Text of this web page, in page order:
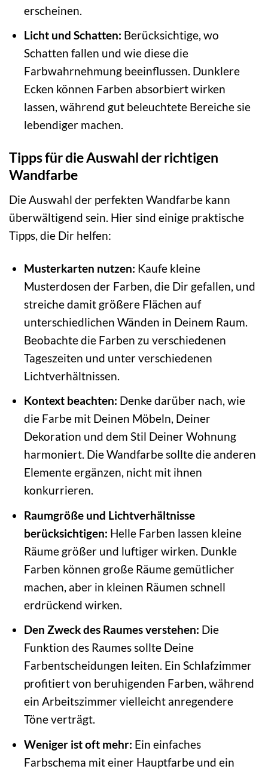
erscheinen.
Licht und Schatten: Berücksichtige, wo
Schatten fallen und wie diese die
Farbwahrnehmung beeinflussen. Dunklere
Ecken können Farben absorbiert wirken
lassen, während gut beleuchtete Bereiche sie
lebendiger machen.
Tipps für die Auswahl der richtigen
Wandfarbe
Die Auswahl der perfekten Wandfarbe kann
überwältigend sein. Hier sind einige praktische
Tipps, die Dir helfen:
Musterkarten nutzen: Kaufe kleine
Musterdosen der Farben, die Dir gefallen, und
streiche damit größere Flächen auf
unterschiedlichen Wänden in Deinem Raum.
Beobachte die Farben zu verschiedenen
Tageszeiten und unter verschiedenen
Lichtverhältnissen.
Kontext beachten: Denke darüber nach, wie
die Farbe mit Deinen Möbeln, Deiner
Dekoration und dem Stil Deiner Wohnung
harmoniert. Die Wandfarbe sollte die anderen
Elemente ergänzen, nicht mit ihnen
konkurrieren.
Raumgröße und Lichtverhältnisse
berücksichtigen: Helle Farben lassen kleine
Räume größer und luftiger wirken. Dunkle
Farben können große Räume gemütlicher
machen, aber in kleinen Räumen schnell
erdrückend wirken.
Den Zweck des Raumes verstehen: Die
Funktion des Raumes sollte Deine
Farbentscheidungen leiten. Ein Schlafzimmer
profitiert von beruhigenden Farben, während
ein Arbeitszimmer vielleicht anregendere
Töne verträgt.
Weniger ist oft mehr: Ein einfaches
Farbschema mit einer Hauptfarbe und ein